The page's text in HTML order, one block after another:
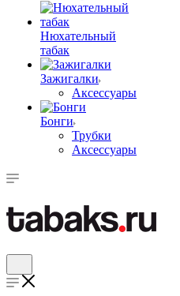
Нюхательный
табак
Зажигалки
Аксессуары
Бонги
Трубки
Аксессуары